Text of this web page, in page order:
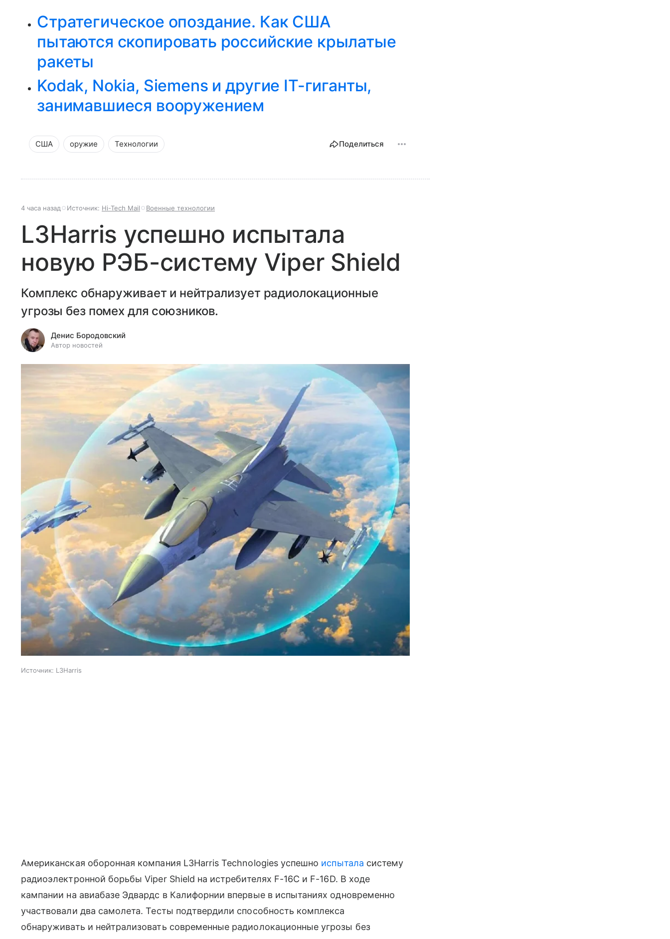
Стратегическое опоздание. Как США
пытаются скопировать российские крылатые
ракеты
Kodak, Nokia, Siemens и другие IT-гиганты,
занимавшиеся вооружением
США оружие Технологии Поделиться
4 часа назад Источник: Hi-Tech Mail Военные технологии
L3Harris успешно испытала
новую РЭБ-систему Viper Shield
Комплекс обнаруживает и нейтрализует радиолокационные
угрозы без помех для союзников.
Денис Бородовский
Автор новостей
Источник: L3Harris
Американская оборонная компания L3Harris Technologies успешно испытала систему
радиоэлектронной борьбы Viper Shield на истребителях F-16C и F-16D. В ходе
кампании на авиабазе Эдвардс в Калифорнии впервые в испытаниях одновременно
участвовали два самолета. Тесты подтвердили способность комплекса
обнаруживать и нейтрализовать современные радиолокационные угрозы без